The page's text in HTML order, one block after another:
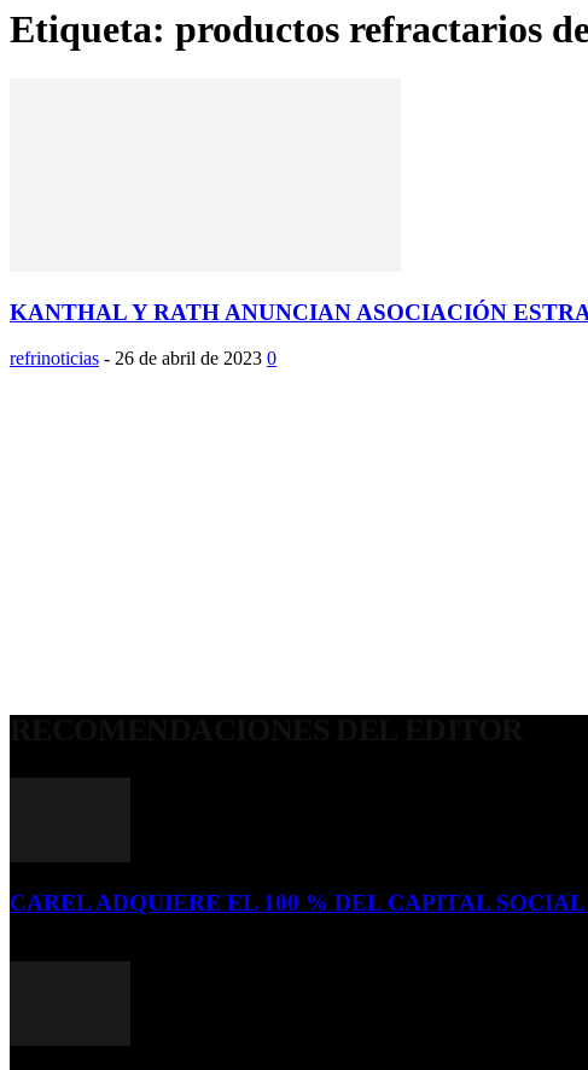
Etiqueta: productos refractarios
KANTHAL Y RATH ANUNCIAN ASOCIACIÓN
refrinoticias - 26 de abril de 2023 0
CAREL ADQUIERE EL 100 % DEL CAPITAL